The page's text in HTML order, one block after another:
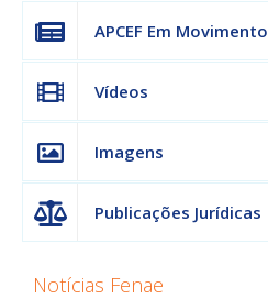
APCEF Em Movimento
Vídeos
Imagens
Publicações Jurídicas
Notícias Fenae